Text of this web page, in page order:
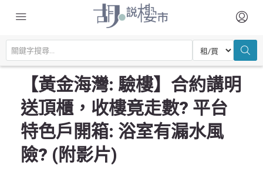
主頁
入屋逐樣捉
【黃金海灣: 驗樓】合約講明送頂櫃，收樓竟走數? 平台特色戶開箱: 浴室
有漏水風險? (附影片)
【黃金海灣: 驗樓】合約講明
送頂櫃，收樓竟走數? 平台
特色戶開箱: 浴室有漏水風
險? (附影片)